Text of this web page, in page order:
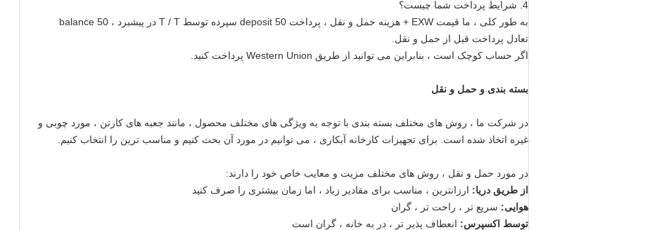
4. شرایط پرداخت شما چیست؟
به طور کلی ، ما قیمت EXW + هزینه حمل و نقل ، پرداخت 50 deposit سپرده توسط T / T در پیشبرد ، 50 balance
تعادل پرداخت قبل از حمل و نقل.
اگر حساب کوچک است ، بنابراین می توانید از طریق Western Union پرداخت کنید.
بسته بندی و حمل و نقل
در شرکت ما ، روش های مختلف بسته بندی با توجه به ویژگی های مختلف محصول ، مانند جعبه های کارتن ، مورد چوبی و
غیره اتخاذ شده است. برای تجهیزات کارخانه آبکاری ، می توانیم در مورد آن بحث کنیم و مناسب ترین را انتخاب کنیم.
در مورد حمل و نقل ، روش های مختلف مزیت و معایب خاص خود را دارند:
از طریق دریا: ارزانترین ، مناسب برای مقادیر زیاد ، اما زمان بیشتری را صرف کنید
هوایی: سریع تر ، راحت تر ، گران
توسط اکسپرس: انعطاف پذیر تر ، در به خانه ، گران است